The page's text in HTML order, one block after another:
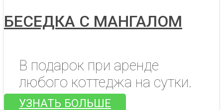
БЕСЕДКА С МАНГАЛОМ
В подарок при аренде
любого коттеджа на сутки.
УЗНАТЬ БОЛЬШЕ